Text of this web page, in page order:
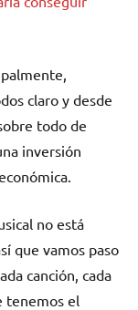
claro y desde
todo de
inversión
no está
que vamos paso
canción, cada
tenemos el